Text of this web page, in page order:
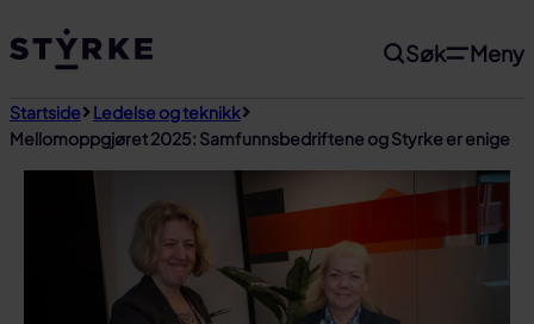
til
Søk Meny
Startside
Ledelse og teknikk
Mellomoppgjøret 2025: Samfunnsbedriftene og Styrke er enige